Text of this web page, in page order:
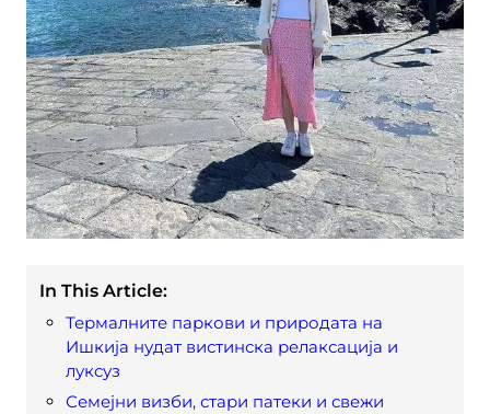
In This Article:
Термалните паркови и природата на
Ишкија нудат вистинска релаксација и
луксуз
Семејни визби, стари патеки и свежи